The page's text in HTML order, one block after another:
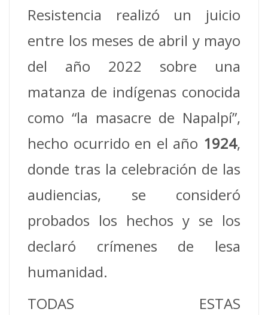
Resistencia realizó un juicio
entre los meses de abril y mayo
del año 2022 sobre una
matanza de indígenas conocida
como “la masacre de Napalpí”,
hecho ocurrido en el año 1924,
donde tras la celebración de las
audiencias, se consideró
probados los hechos y se los
declaró crímenes de lesa
humanidad.
TODAS ESTAS